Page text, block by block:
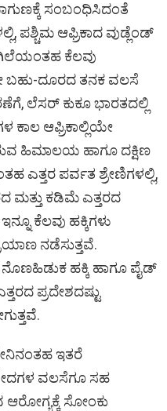
ಸಂಬಂಧಿಸಿದಂತೆ
ಪಶ್ಚಿಮ ಆಫ್ರಿಕಾದ ವುಡ್ಲೆಂಡ್‌
ಕೆಲವು
ಬಹು-ದೂರದ ತನಕ ವಲಸೆ
ಲೆಸರ್‌ ಕುಕೂ ಭಾರತದಲ್ಲಿ
ಕಾಲ ಆಫ್ರಿಕಾಲ್ಲಿಯೇ
ಹಿಮಾಲಯ ಹಾಗೂ ದಕ್ಷಿಣ
ಎತ್ತರ ಪರ್ವತ ಶ್ರೇಣಿಗಳಲ್ಲಿ,
ಮತ್ತು ಕಡಿಮೆ ಎತ್ತರದ
ಕೆಲವು ಹಕ್ಕಿಗಳು
ನಡೆಸುತ್ತವೆ.
ಹಕ್ಕಿ ಹಾಗೂ ಪೈಡ್‌
ಪ್ರದೇಶದಷ್ಟು
ಇತರೆ
ವಲಸೆಗೂ ಸಹ
ಆರೋಗ್ಯಕ್ಕೆ ಸೋಂಕು